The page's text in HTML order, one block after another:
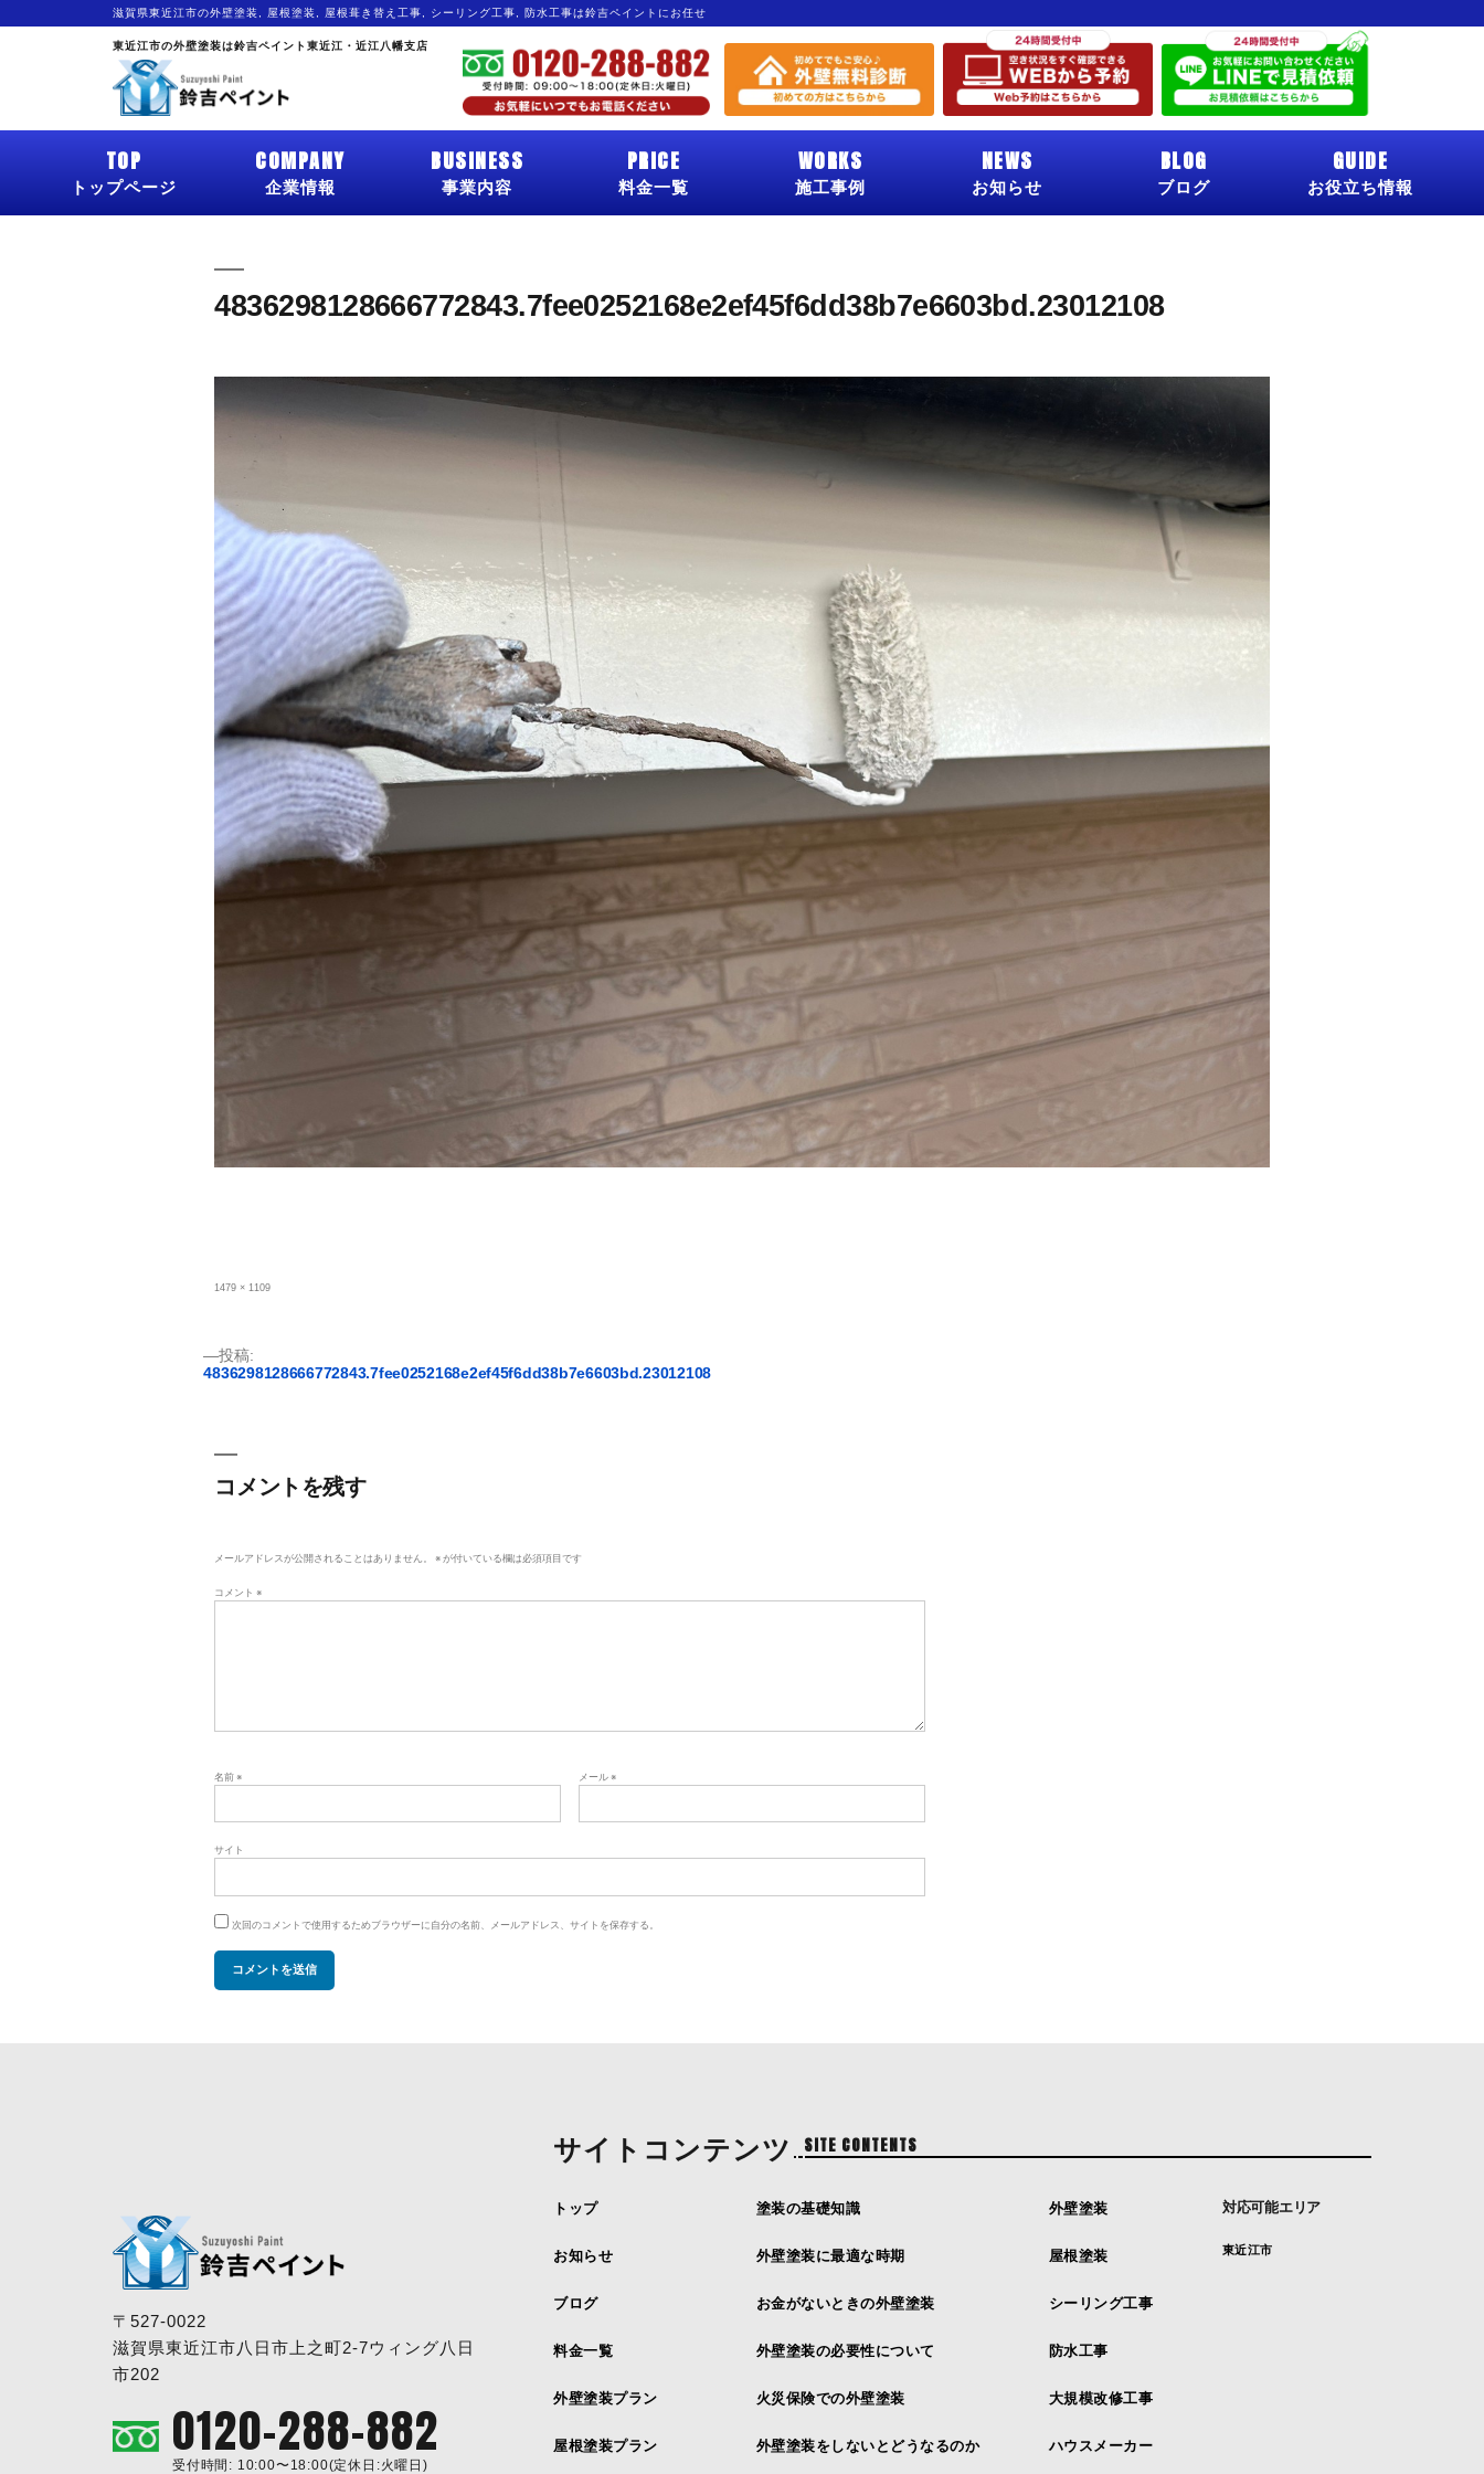
滋賀県東近江市の外壁塗装, 屋根塗装, 屋根葺き替え工事, シーリング工事, 防水工事は鈴吉ペイントにお任せ
東近江市の外壁塗装は鈴吉ペイント東近江・近江八幡支店
TOP
トップページ
COMPANY
企業情報
BUSINESS
事業内容
PRICE
料金一覧
WORKS
施工事例
NEWS
お知らせ
BLOG
ブログ
GUIDE
お役立ち情報
4836298128666772843.7fee0252168e2ef45f6dd38b7e6603bd.23012108
フ
1479 × 1109
投稿:
4836298128666772843.7fee0252168e2ef45f6dd38b7e6603bd.23012108
コメントを残す
メールアドレスが公開されることはありません。 ※ が付いている欄は必須項目です
コメント※
名前※ メール※
サイト
次回のコメントで使用するためブラウザーに自分の名前、メールアドレス、サイトを保存する。
〒527-0022
滋賀県東近江市八日市上之町2-7ウィング八日
市202
0120-288-882
受付時間: 10:00〜18:00(定休日:火曜日)
サイトコンテンツ SITE CONTENTS
トップ
お知らせ
ブログ
料金一覧
外壁塗装プラン
屋根塗装プラン
塗装の基礎知識
外壁塗装に最適な時期
お金がないときの外壁塗装
外壁塗装の必要性について
火災保険での外壁塗装
外壁塗装をしないとどうなるのか
外壁塗装
屋根塗装
シーリング工事
防水工事
大規模改修工事
ハウスメーカー
対応可能エリア
東近江市